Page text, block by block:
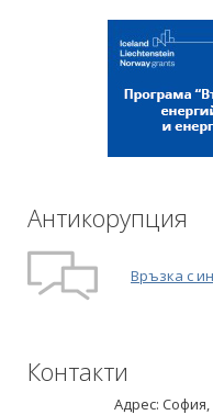
Антикорупция
Връзка с
Контакти
Адрес: